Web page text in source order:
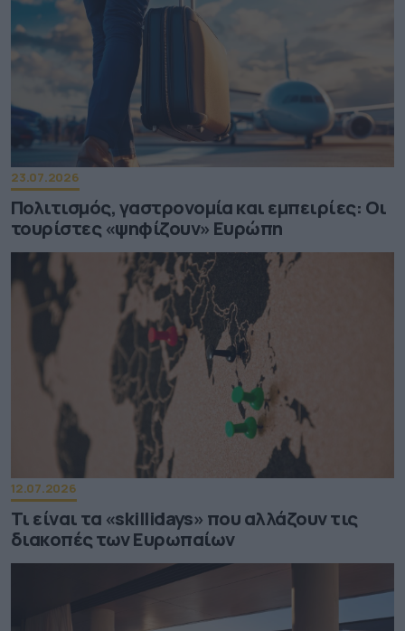
23.07.2026
Πολιτισμός, γαστρονομία και εμπειρίες: Οι
τουρίστες «ψηφίζουν» Ευρώπη
12.07.2026
Τι είναι τα «skillidays» που αλλάζουν τις
διακοπές των Ευρωπαίων